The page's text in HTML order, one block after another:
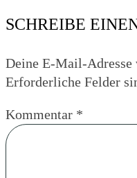
SCHREIBE
Deine E-Mail-
Erforderliche Felder
Kommentar *